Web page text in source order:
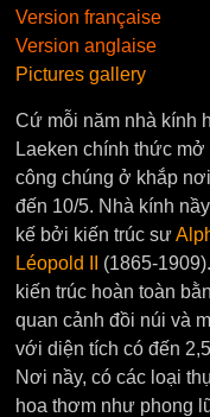
Version française
Version anglaise
Pictures gallery
Cứ mỗi năm nhà kính
Laeken chính thức
công chúng ở khắp
đến 10/5. Nhà kính
kế bởi kiến trúc sư
Léopold II
(1865-
kiến trúc hoàn toàn
quan cảnh đồi núi và
với diện tích có đến
Nơi nầy, có các loại
hoa thơm như phong